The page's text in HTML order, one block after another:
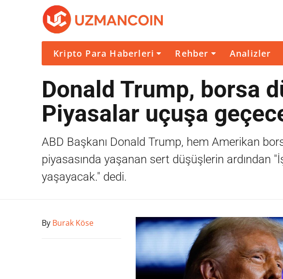
Kripto Para Haberleri Rehber Analizler
Donald Trump, borsa
Piyasalar uçuşa
ABD Başkanı Donald Trump, hem Amerikan
piyasasında yaşanan sert düşüşlerin ardından
yaşayacak." dedi.
By Burak Köse